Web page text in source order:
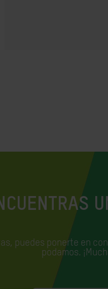
puedes ponerte en
podamos.